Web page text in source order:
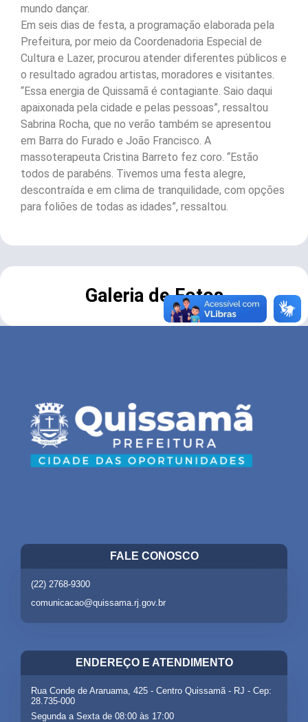
mundo dançar.
Em seis dias de festa, a programação elaborada pela
Prefeitura, por meio da Coordenadoria Especial de
Cultura e Lazer, procurou atender diferentes públicos e
o resultado agradou artistas, moradores e visitantes.
“Essa energia de Quissamã é contagiante. Saio daqui
apaixonada pela cidade e pelas pessoas”, ressaltou
Sabrina Rocha, que no verão também se apresentou
em Barra do Furado e João Francisco. A
massoterapeuta Cristina Barreto fez coro. “Estão
todos de parabéns. Tivemos uma festa alegre,
descontraída e em clima de tranquilidade, com opções
para foliões de todas as idades”, ressaltou.
Galeria de Fotos
FALE CONOSCO
(22) 2768-9300
comunicacao@quissama.rj.gov.br
ENDEREÇO E ATENDIMENTO
Rua Conde de Araruama, 425 - Centro Quissamã - RJ - Cep:
28.735-000
Segunda a Sexta de 08:00 às 17:00